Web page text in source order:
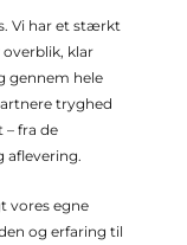
Vi har et stærkt
klar
gennem hele
tryghed
fra de
aflevering.
vores egne
og erfaring til